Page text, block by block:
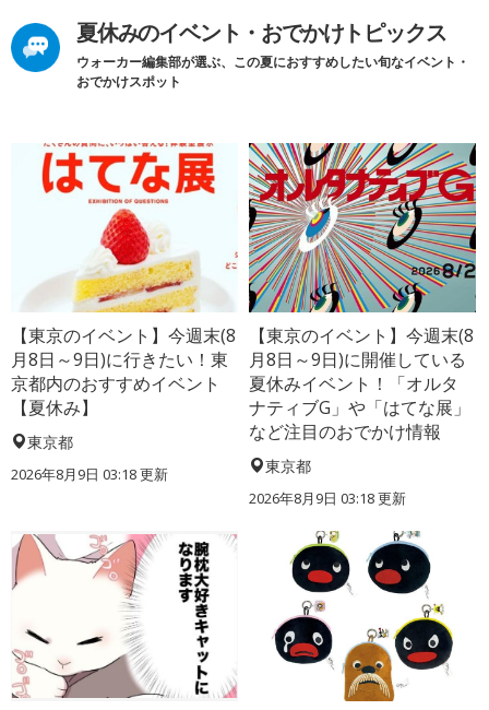
夏休みのイベント・おでかけトピックス
ウォーカー編集部が選ぶ、この夏におすすめしたい旬なイベント・
おでかけスポット
【東京のイベント】今週末(8
月8日～9日)に行きたい！東
京都内のおすすめイベント
【夏休み】
東京都
2026年8月9日 03:18更新
【東京のイベント】今週末(8
月8日～9日)に開催している
夏休みイベント！「オルタ
ナティブG」や「はてな展」
など注目のおでかけ情報
東京都
2026年8月9日 03:18更新